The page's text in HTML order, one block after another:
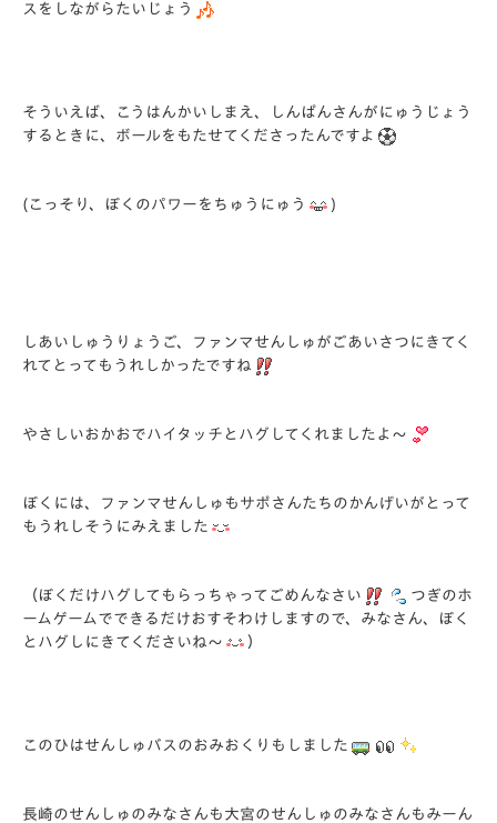
スをしながらたいじょう
そういえば、こうはんかいしまえ、しんぱんさんがにゅうじょう
するときに、ボールをもたせてくださったんですよ
(こっそり、ぼくのパワーをちゅうにゅう )
しあいしゅうりょうご、ファンマせんしゅがごあいさつにきてく
れてとってもうれしかったですね
やさしいおかおでハイタッチとハグしてくれましたよ～
ぼくには、ファンマせんしゅもサポさんたちのかんげいがとって
もうれしそうにみえました
（ぼくだけハグしてもらっちゃってごめんなさい
つぎのホ
ームゲームでできるだけおすそわけしますので、みなさん、ぼく
とハグしにきてくださいね～
）
このひはせんしゅバスのおみおくりもしました
長崎のせんしゅのみなさんも大宮のせんしゅのみなさんもみーん